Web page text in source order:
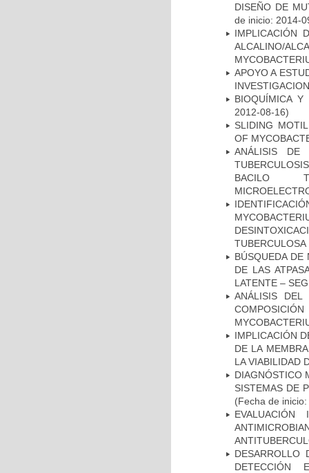
DISEÑO DE
de inicio: 2014-
IMPLICACIÓN
ALCALINO/
APOYO A
BIOQUÍMICA Y
2012-08-16)
SLIDING
OF
ANÁLISIS DE
BACILO
TUBERCULOSA
BÚSQUEDA DE
DE LAS
LATENTE –
ANÁLISIS DEL
IMPLICACIÓN
DE LA
LA VIABILIDAD
DIAGNÓSTICO
SISTEMAS DE
(Fecha de
DESARROLLO
DETECCIÓN